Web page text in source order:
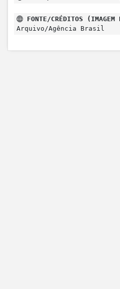
FONTE/CRÉDITOS (IMAGEM
Arquivo/Agência Brasil